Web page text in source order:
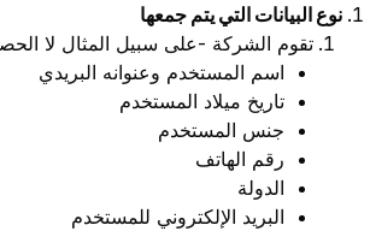
نوع البيانات التي يتم جمعها
تقوم الشركة -على سبيل المثال لا
اسم المستخدم وعنوانه البريدي
تاريخ ميلاد المستخدم
جنس المستخدم
رقم الهاتف
الدولة
البريد الإلكتروني للمستخدم